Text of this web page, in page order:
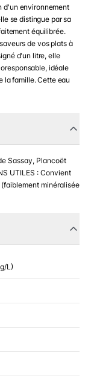
d'un environnement
se distingue par sa
équilibrée.
de vos plats à
d'un litre, elle
idéale
la famille. Cette eau
Sassay, Plancoët
UTILES : Convient
minéralisée
L)